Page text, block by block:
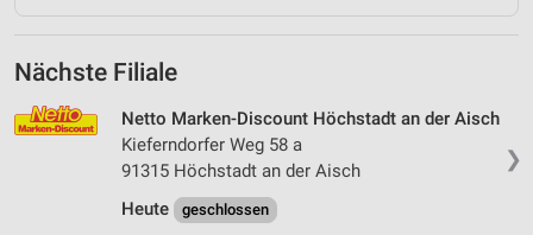
Nächste Filiale
❯
Netto Marken-Discount Höchstadt an der Aisch
Kieferndorfer Weg 58 a
91315 Höchstadt an der Aisch
Heute
geschlossen